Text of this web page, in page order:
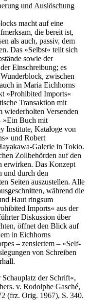
und Auslöschung
macht auf eine
die bereit ist,
als auch, passiv, dem
Das »Selbst« teilt sich
sowie der
Einschreibung; es
zwischen
in Maria Eichhorns
»Prohibited Imports«
Transaktion mit
wiederholten Versenden
»Ein Buch mit
Institute, Kataloge von
und Robert
Galerie in Tokio.
Zollbehörden auf den
erwirken. Das Konzept
und durch den
Seiten auszustellen. Alle
während die
Haut ringsum
Imports« aus der
Diskussion über
öffnet den Blick auf
in Eichhorns
– zensiertem – »Self-
von Schreiben
der Schrift«,
v. Rodolphe Gasché,
(frz. Orig. 1967), S. 340.